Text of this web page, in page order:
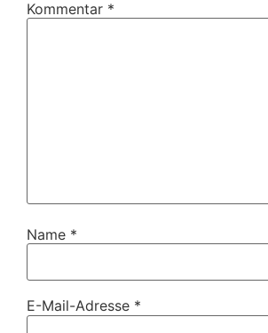
Kommentar *
Name *
E-Mail-Adresse *